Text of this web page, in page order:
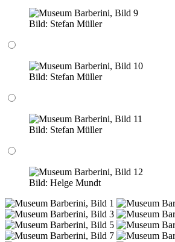
Bild: Stefan Müller
Bild: Stefan Müller
Bild: Stefan Müller
Bild: Helge Mundt